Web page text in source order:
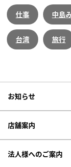
仕事 中島
台湾 旅行
お知らせ
店舗案内
法人様へのご案内